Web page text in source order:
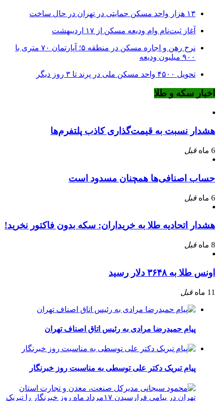
۱۳ هزار واحد مسکن حمایتی در تهران در حال ساخت
آغاز ثبت‌نام وام ودیعه مسکن از ۱۷ اردیبهشت
نرخ‌ رهن و اجاره مسکن در منطقه ۵؛ آپارتمان ۷۰ متری با
۹۰۰ میلیون ودیعه
تحویل ۴۵۰۰ واحد مسکن ملی در پرند تا ۳ روز دیگر
اخبار سکه و طلا
هشدار نسبت به قیمت‌گذاری کاذب پلتفرم‌ها
6 ماه قبل
حساب اصنافی‌ها همچنان مسدود است
6 ماه قبل
هشدار اتحادیه طلا به خریداران: سکه بدون فاکتور نخرید!
8 ماه قبل
اونس طلا به ۳۶۴۸ دلار رسید
11 ماه قبل
پیام حمیدرضا مرادی به رئیس اتاق اصناف تهران
پیام تبریک دکتر علی توسطی به مناسبت روز خبرنگار